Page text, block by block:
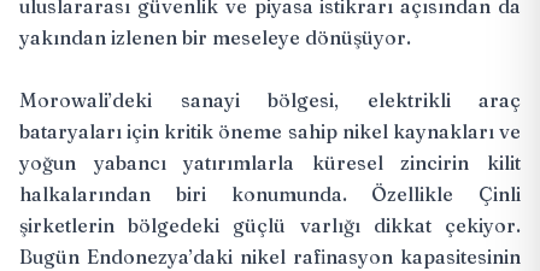
uluslararası güvenlik ve piyasa istikrarı açısından da
yakından izlenen bir meseleye dönüşüyor.
Morowali’deki sanayi bölgesi, elektrikli araç
bataryaları için kritik öneme sahip nikel kaynakları ve
yoğun yabancı yatırımlarla küresel zincirin kilit
halkalarından biri konumunda. Özellikle Çinli
şirketlerin bölgedeki güçlü varlığı dikkat çekiyor.
Bugün Endonezya’daki nikel rafinasyon kapasitesinin